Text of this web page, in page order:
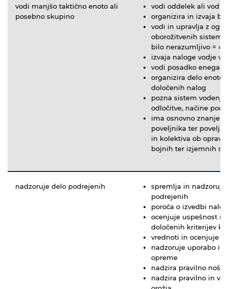
vodi manjšo taktično enoto ali
posebno skupino
vodi oddelek ali vod
organizira in izvaja
vodi in upravlja z
oborožitvenih
bilo nerazumljivo =
izvaja naloge vodje
vodi posadko enega
organizira delo enote
določenih nalog
pozna sistem
odločitve, načine
ima osnovno znanje
poveljnika ter
in kolektiva ob
bojnih ter izjemnih
nadzoruje delo podrejenih
spremlja in
podrejenih
poroča o izvedbi nalog
ocenjuje uspešnost
določenih kriterijev
vrednoti in ocenjuje
nadzoruje uporabo in
opreme
nadzira pravilno
nadzira pravilno in